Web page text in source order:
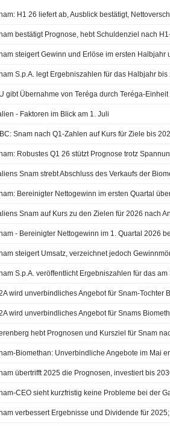
H1 26 liefert ab, Ausblick bestätigt,
bestätigt Prognose, hebt Schuldenziel nach
steigert Gewinn und Erlöse im ersten Halbjahr
S.p.A. legt Ergebniszahlen für das Halbjahr
gibt Übernahme von Teréga durch Teréga-
- Faktoren im Blick am 1. Juli
Snam nach Q1-Zahlen auf Kurs für Ziele bis
Robustes Q1 26 stützt Prognose trotz
steigert Umsatz, verzeichnet jedoch
wird unverbindliches Angebot für Snam-Tochter
hebt Prognosen und Kursziel für Snam
CEO sieht kurzfristig keine Probleme bei der